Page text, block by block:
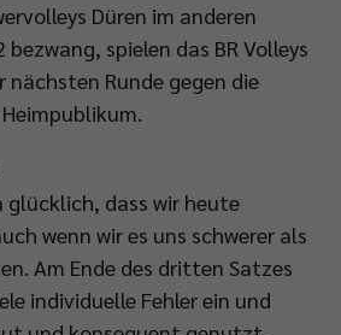
Düren im anderen
spielen das BR Volleys
nächsten Runde gegen die
glücklich, dass wir heute
wenn wir es uns schwerer als
Am Ende des dritten Satzes
individuelle Fehler ein und